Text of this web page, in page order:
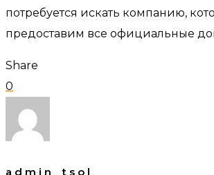
потребуется искать компанию,
предоставим все официальные
Share
0
admin_tsol